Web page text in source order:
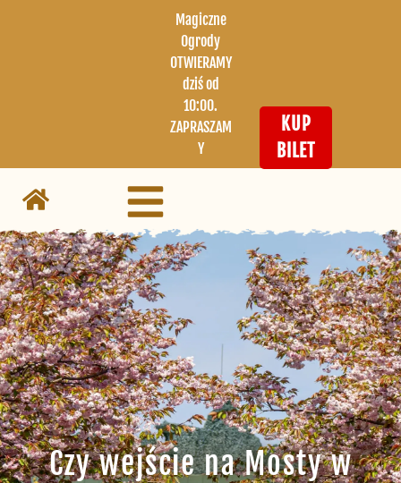
Magiczne
Ogrody
OTWIERAMY
dziś od
10:00.
ZAPRASZAM
Y
KUP
BILET
Czy wejście na Mosty w